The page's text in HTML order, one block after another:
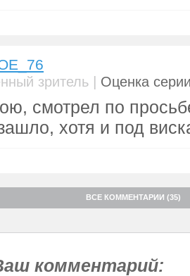
зритель | Оценка
смотрел по
хотя и под
ВСЕ КОММЕНТАРИИ (35)
комментарий: